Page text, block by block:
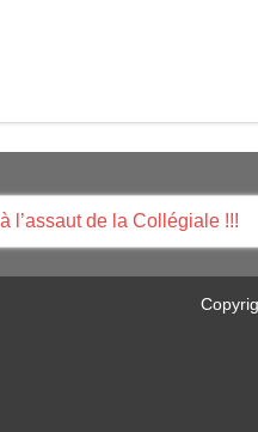
l’assaut de la Collégiale !!!